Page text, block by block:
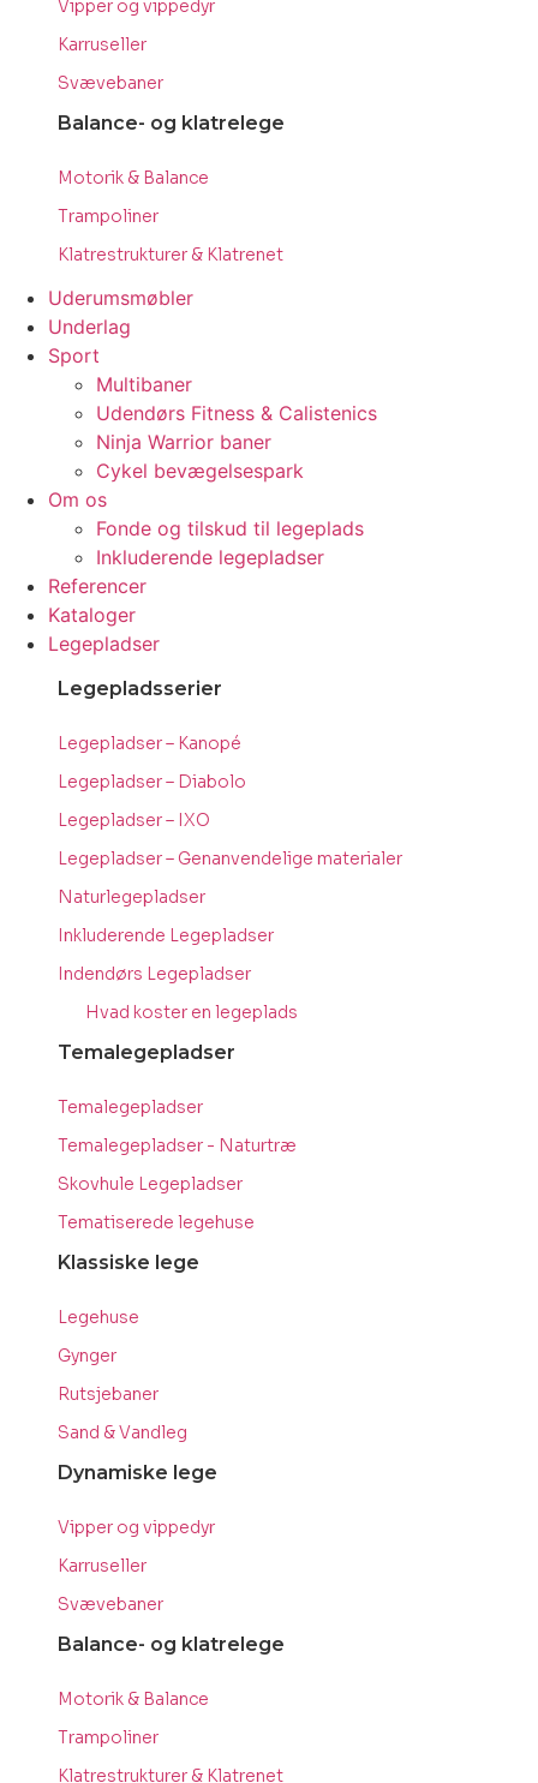
Vipper og vippedyr
Karruseller
Svævebaner
Balance- og klatrelege
Motorik & Balance
Trampoliner
Klatrestrukturer & Klatrenet
Uderumsmøbler
Underlag
Sport
Multibaner
Udendørs Fitness & Calistenics
Ninja Warrior baner
Cykel bevægelsespark
Om os
Fonde og tilskud til legeplads
Inkluderende legepladser
Referencer
Kataloger
Legepladser
Legepladsserier
Legepladser – Kanopé
Legepladser – Diabolo
Legepladser – IXO
Legepladser – Genanvendelige materialer
Naturlegepladser
Inkluderende Legepladser
Indendørs Legepladser
Hvad koster en legeplads
Temalegepladser
Temalegepladser
Temalegepladser - Naturtræ
Skovhule Legepladser
Tematiserede legehuse
Klassiske lege
Legehuse
Gynger
Rutsjebaner
Sand & Vandleg
Dynamiske lege
Vipper og vippedyr
Karruseller
Svævebaner
Balance- og klatrelege
Motorik & Balance
Trampoliner
Klatrestrukturer & Klatrenet